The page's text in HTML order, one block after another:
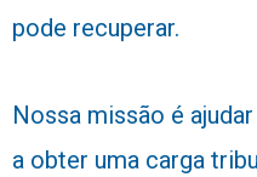
pode recuperar.
Nossa missão é
a obter uma carga